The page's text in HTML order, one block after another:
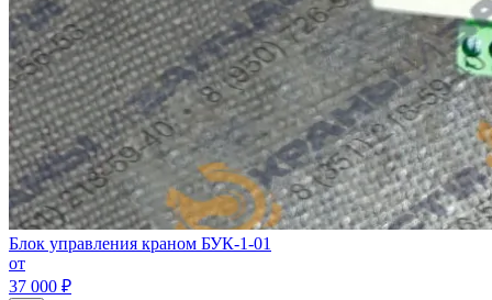
Блок управления краном БУК-1-01
от
37 000 ₽